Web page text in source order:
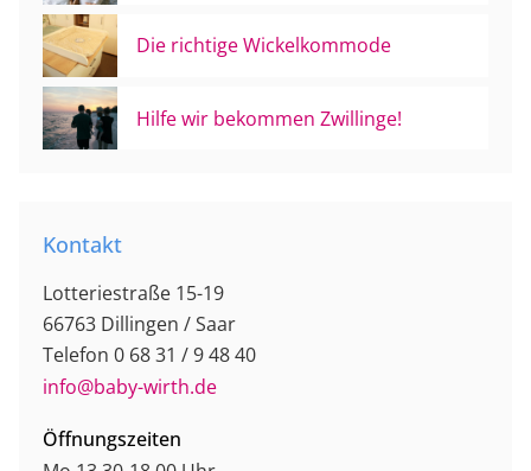
Die richtige Wickelkommode
Hilfe wir bekommen Zwillinge!
Kontakt
Lotteriestraße 15-19
66763 Dillingen / Saar
Telefon 0 68 31 / 9 48 40
info@baby-wirth.de
Öffnungszeiten